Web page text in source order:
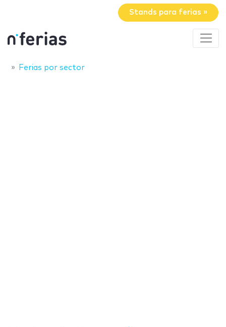
Stands para ferias »
Ferias por sector